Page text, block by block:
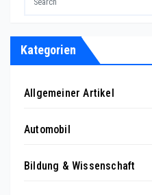
Kategorien
Allgemeiner Artikel
Automobil
Bildung & Wissenschaft